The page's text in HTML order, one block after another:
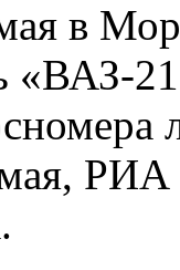
в
«ВАЗ-
мая,